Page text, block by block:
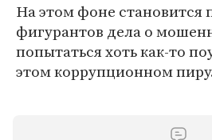
На этом фоне становится
фигурантов дела о
попытаться хоть как-то
этом коррупционном